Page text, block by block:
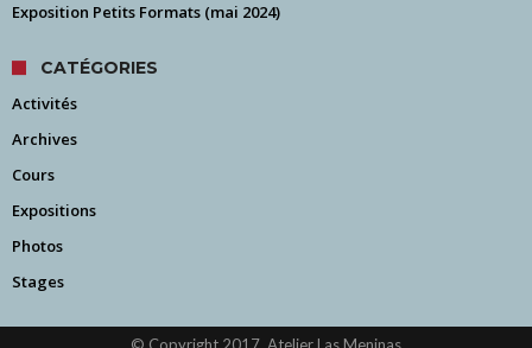
Exposition Petits Formats (mai 2024)
CATÉGORIES
Activités
Archives
Cours
Expositions
Photos
Stages